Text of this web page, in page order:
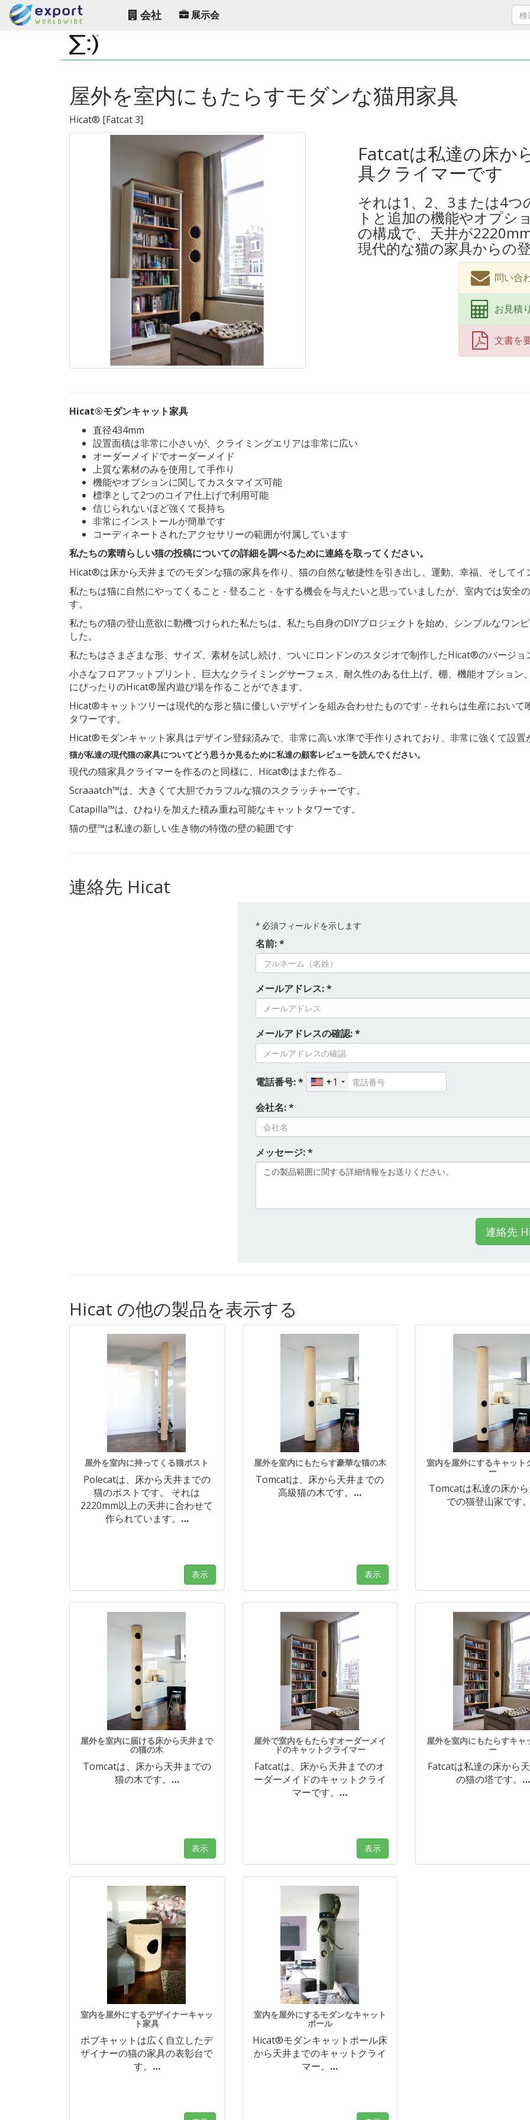
会社 展示会
屋外を室内にもたらすモダンな猫用家具
Hicat® [Fatcat 3]
Fatcatは私達の床か
具クライマーです
それは1、2、3または4
トと追加の機能やオプシ
の構成で、天井が
現代的な猫の家具からの
問い合
お見積
文書を
Hicat®モダンキャット家具
直径434mm
設置面積は非常に小さいが、クライミングエリアは非常に広い
オーダーメイドでオーダーメイド
上質な素材のみを使用して手作り
機能やオプションに関してカスタマイズ可能
標準として2つのコイア仕上げで利用可能
信じられないほど強くて長持ち
非常にインストールが簡単です
コーディネートされたアクセサリーの範囲が付属しています
私たちの素晴らしい猫の投稿についての詳細を調べるために連絡を取ってください。
Hicat®は床から天井までのモダンな猫の家具を作り、猫の自然な敏捷性を引き出し、運動、幸福、そして
私たちは猫に自然にやってくること - 登ること - をする機会を与えたいと思っていましたが、室内では安全
す。
私たちの猫の登山意欲に動機づけられた私たちは、私たち自身のDIYプロジェクトを始め、シンプルなワン
した。
私たちはさまざまな形、サイズ、素材を試し続け、ついにロンドンのスタジオで制作したHicat®のバージョ
小さなフロアフットプリント、巨大なクライミングサーフェス、耐久性のある仕上げ、棚、機能オプショ
にぴったりのHicat®屋内遊び場を作ることができます。
Hicat®キャットツリーは現代的な形と猫に優しいデザインを組み合わせたものです - それらは生産におい
タワーです。
Hicat®モダンキャット家具はデザイン登録済みで、非常に高い水準で手作りされており、非常に強くて設置
猫が私達の現代猫の家具についてどう思うか見るために私達の顧客レビューを読んでください。
現代の猫家具クライマーを作るのと同様に、Hicat®はまた作る...
Scraaatch™は、大きくて大胆でカラフルな猫のスクラッチャーです。
Catapilla™は、ひねりを加えた積み重ね可能なキャットタワーです。
猫の壁™は私達の新しい生き物の特徴の壁の範囲です
連絡先 Hicat
* 必須フィールドを示します
名前: *
メールアドレス: *
メールアドレスの確認: *
電話番号: *
+1
会社名: *
メッセージ: *
連絡先
Hicat の他の製品を表示する
屋外を室内に持ってくる猫ポスト
Polecatは、床から天井までの
猫のポストです。 それは
2220mm以上の天井に合わせて
作られています。 …
表示
屋外を室内にもたらす豪華な猫の木
Tomcatは、床から天井までの
高級猫の木です。 …
表示
室内を屋外にするキャット
ー
Tomcatは私達の床か
での猫登山家です
屋外を室内に届ける床から天井まで
の猫の木
Tomcatは、床から天井までの
猫の木です。 …
表示
屋外で室内をもたらすオーダーメイ
ドのキャットクライマー
Fatcatは、床から天井までのオ
ーダーメイドのキャットクライ
マーです。 …
表示
屋外を室内にもたらすキャ
ー
Fatcatは私達の床から
の猫の塔です。 …
室内を屋外にするデザイナーキャッ
ト家具
ボブキャットは広く自立したデ
ザイナーの猫の家具の表彰台で
す。 …
室内を屋外にするモダンなキャット
ポール
Hicat®モダンキャットポール床
から天井までのキャットクライ
マー。 …